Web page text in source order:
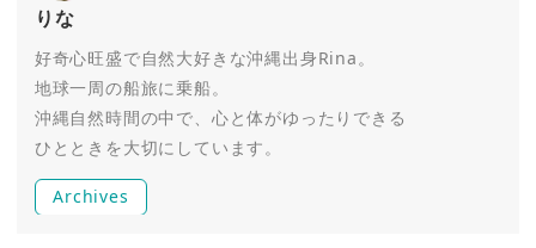
りな
好奇心旺盛で自然大好きな沖縄出身Rina。
地球一周の船旅に乗船。
沖縄自然時間の中で、心と体がゆったりできる
ひとときを大切にしています。
Archives